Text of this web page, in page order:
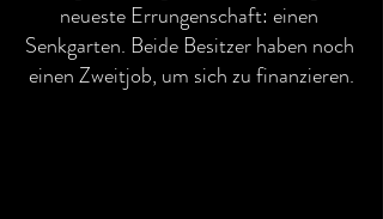
neueste Errungenschaft: einen
Senkgarten. Beide Besitzer haben noch
einen Zweitjob, um sich zu finanzieren.